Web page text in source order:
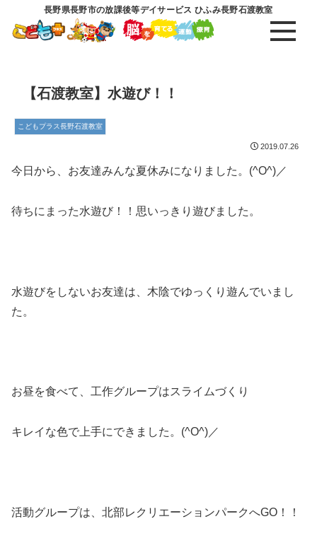
長野県長野市の放課後等デイサービス ひふみ長野石渡教室
【石渡教室】水遊び！！
こどもプラス長野石渡教室
2019.07.26
今日から、お友達みんな夏休みになりました。(^O^)／
待ちにまった水遊び！！思いっきり遊びました。
水遊びをしないお友達は、木陰でゆっくり遊んでいまし
た。
お昼を食べて、工作グループはスライムづくり
キレイな色で上手にできました。(^O^)／
活動グループは、北部レクリエーションパークへGO！！